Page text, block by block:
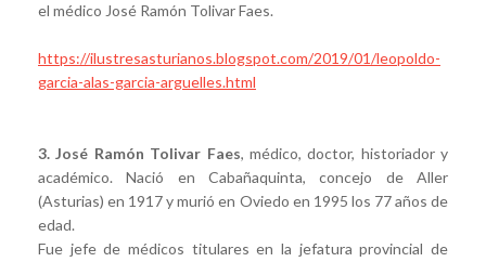
el médico José Ramón Tolivar Faes.
https://ilustresasturianos.blogspot.com/2019/01/leopoldo-
garcia-alas-garcia-arguelles.html
3. José Ramón Tolivar Faes, médico, doctor, historiador y
académico. Nació en Cabañaquinta, concejo de Aller
(Asturias) en 1917 y murió en Oviedo en 1995 los 77 años de
edad.
Fue jefe de médicos titulares en la jefatura provincial de